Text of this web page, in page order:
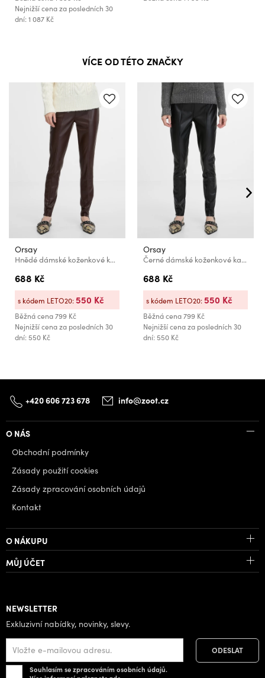
Nejnižší cena za posledních 30
dní: 1 087 Kč
VÍCE OD TÉTO ZNAČKY
Orsay
Hnědé dámské koženkové kalhoty ORSAY
688 Kč
Běžná cena799 Kč
Nejnižší cena za posledních 30
dní: 550 Kč
s kódem LETO20:550 Kč
Orsay
Černé dámské koženkové kalhoty ORSAY
688 Kč
Běžná cena799 Kč
Nejnižší cena za posledních 30
dní: 550 Kč
s kódem LETO20:550 Kč
+420 606 723 678 info@zoot.cz
O NÁS
Obchodní podmínky
Zásady použití cookies
Zásady zpracování osobních údajů
Kontakt
O NÁKUPU
MŮJ ÚČET
NEWSLETTER
Exkluzivní nabídky, novinky, slevy.
Souhlasím se zpracováním osobních údajů.